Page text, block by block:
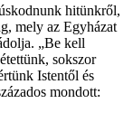
hitünkről,
mely az Egyházat
„Be kell
sokszor
Istentől és
mondott: